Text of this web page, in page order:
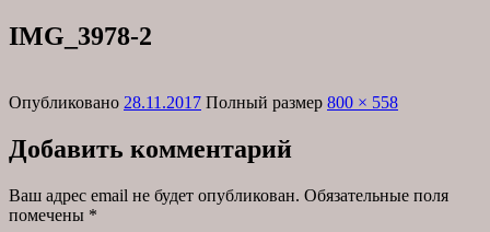
IMG_3978-2
Опубликовано 28.11.2017 Полный размер 800 × 558
Добавить комментарий
Ваш адрес email не будет опубликован. Обязательные поля
помечены *